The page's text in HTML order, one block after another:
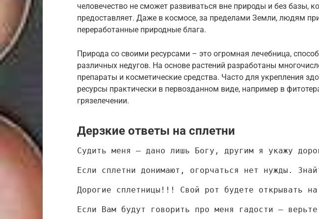
человечество не сможет развиваться вне природы и без базы,
предоставляет. Даже в космосе, за пределами Земли, людям
переработанные природные блага.
Природа со своими ресурсами – это огромная лечебница,
различных недугов. На основе растений разработаны
препараты и косметические средства. Часто для укрепления
ресурсы практически в первозданном виде, например в
грязелечении.
Дерзкие ответы на сплетни
Судить меня – дано лишь Богу, другим я укажу
Если сплетни донимают, огорчаться нет нужды.
Дорогие сплетницы!!! Свой рот будете открывать
Если Вам будут говорить про меня гадости –